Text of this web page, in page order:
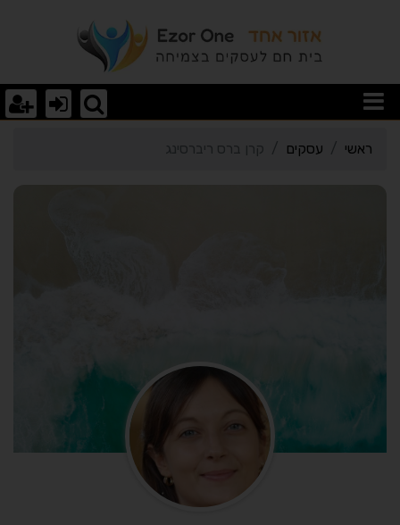
פרטי כרטיס העסק קרן ברס
ראשי עסקים קרן ברס ריברסינג